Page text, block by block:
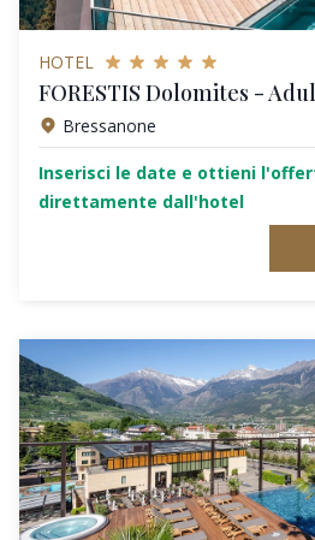
HOTEL
FORESTIS Dolomites -
Bressanone
Inserisci le date e ottieni
direttamente dall'hotel